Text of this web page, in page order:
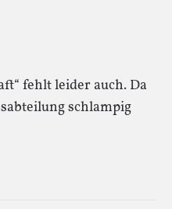
fehlt leider auch. Da
schlampig